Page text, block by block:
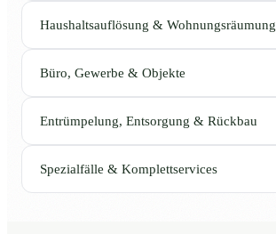
Haushaltsauflösung & Wohnungsräumung
Büro, Gewerbe & Objekte
Entrümpelung, Entsorgung & Rückbau
Spezialfälle & Komplettservices